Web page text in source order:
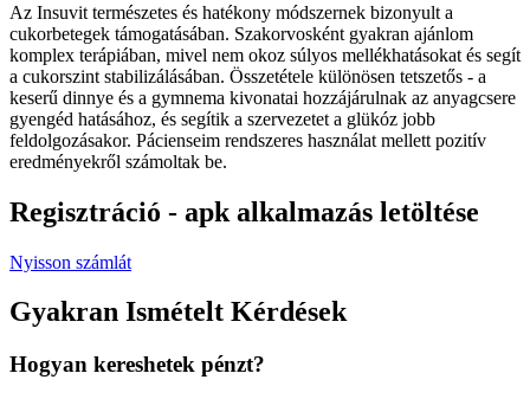
Az Insuvit természetes és hatékony módszernek bizonyult a
cukorbetegek támogatásában. Szakorvosként gyakran ajánlom
komplex terápiában, mivel nem okoz súlyos mellékhatásokat és segít
a cukorszint stabilizálásában. Összetétele különösen tetszetős - a
keserű dinnye és a gymnema kivonatai hozzájárulnak az anyagcsere
gyengéd hatásához, és segítik a szervezetet a glükóz jobb
feldolgozásakor. Pácienseim rendszeres használat mellett pozitív
eredményekről számoltak be.
Regisztráció - apk alkalmazás letöltése
Nyisson számlát
Gyakran Ismételt Kérdések
Hogyan kereshetek pénzt?